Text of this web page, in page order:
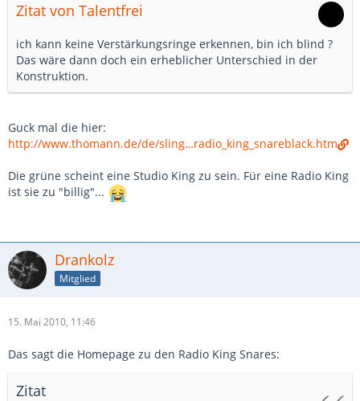
Zitat von Talentfrei
ich kann keine Verstärkungsringe erkennen, bin ich blind ?
Das wäre dann doch ein erheblicher Unterschied in der
Konstruktion.
Guck mal die hier:
http://www.thomann.de/de/sling…radio_king_snareblack.htm
Die grüne scheint eine Studio King zu sein. Für eine Radio King
ist sie zu "billig"...
Drankolz
Mitglied
15. Mai 2010, 11:46
Das sagt die Homepage zu den Radio King Snares:
Zitat